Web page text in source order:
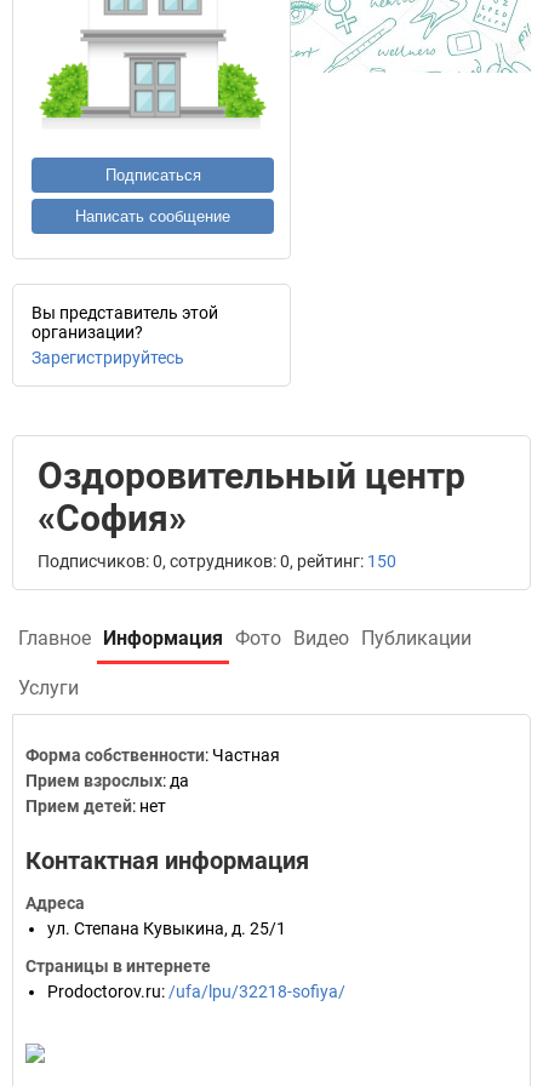
Подписаться
Написать сообщение
Вы представитель этой
организации?
Зарегистрируйтесь
Оздоровительный центр
«София»
Подписчиков: 0, сотрудников: 0, рейтинг: 150
Главное Информация Фото Видео Публикации
Услуги
Форма собственности: Частная
Прием взрослых: да
Прием детей: нет
Контактная информация
Адреса
ул. Степана Кувыкина, д. 25/1
Страницы в интернете
Prodoctorov.ru: /ufa/lpu/32218-sofiya/